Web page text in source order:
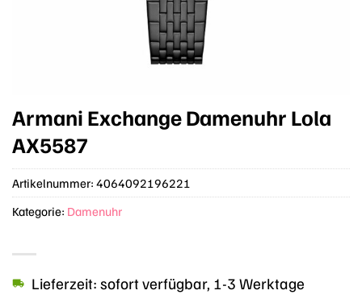
Armani Exchange Damenuhr Lola
AX5587
Lieferzeit: sofort verfügbar, 1-3 Werktage
Artikelnummer: 4064092196221
Kategorie: Damenuhr